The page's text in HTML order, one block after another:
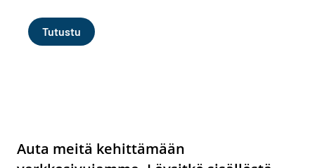
Tutustu
Auta meitä kehittämään